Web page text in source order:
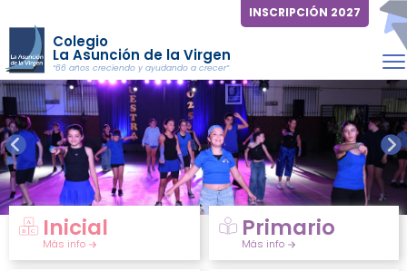
Colegio
La Asunción de la Virgen
“66 años creciendo y ayudando a crecer”
INSCRIPCIÓN 2027
Inicial
Más info
Primario
Más info